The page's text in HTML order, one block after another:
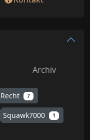
Archiv
Recht 7
Squawk7000 1